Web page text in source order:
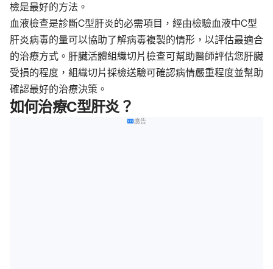
檢是最好的方法。
血液檢查是診斷C型肝炎的必需項目，經由檢驗血液中C型
肝炎病毒的量可以協助了解病毒複製的情形，以評估最適合
的治療方式。肝臟活體組織切片檢查可幫助醫師評估您肝臟
受損的程度，組織切片採檢送驗可確認病情嚴重程度並幫助
確認最好的治療決策。
如何治療C型肝炎？
廣告